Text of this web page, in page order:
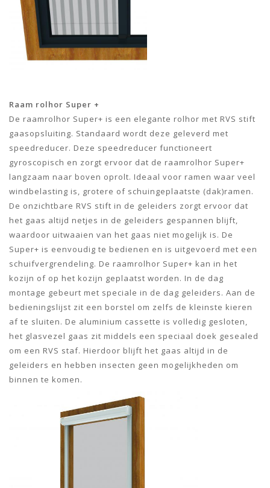
Raam rolhor Super +
De raamrolhor Super+ is een elegante rolhor met RVS stift
gaasopsluiting. Standaard wordt deze geleverd met
speedreducer. Deze speedreducer functioneert
gyroscopisch en zorgt ervoor dat de raamrolhor Super+
langzaam naar boven oprolt. Ideaal voor ramen waar veel
windbelasting is, grotere of schuingeplaatste (dak)ramen.
De onzichtbare RVS stift in de geleiders zorgt ervoor dat
het gaas altijd netjes in de geleiders gespannen blijft,
waardoor uitwaaien van het gaas niet mogelijk is. De
Super+ is eenvoudig te bedienen en is uitgevoerd met een
schuifvergrendeling. De raamrolhor Super+ kan in het
kozijn of op het kozijn geplaatst worden. In de dag
montage gebeurt met speciale in de dag geleiders. Aan de
bedieningslijst zit een borstel om zelfs de kleinste kieren
af te sluiten. De aluminium cassette is volledig gesloten,
het glasvezel gaas zit middels een speciaal doek gesealed
om een RVS staf. Hierdoor blijft het gaas altijd in de
geleiders en hebben insecten geen mogelijkheden om
binnen te komen.